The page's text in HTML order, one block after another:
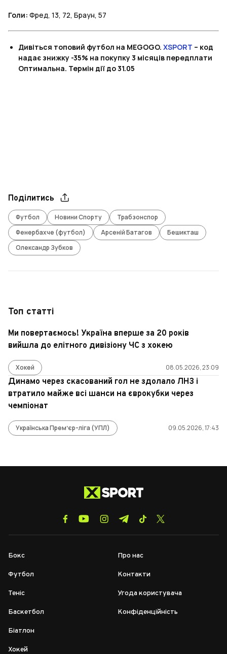
Голи: Фред, 13, 72, Браун, 57
Дивіться топовий футбол на MEGOGO. XSPORT – код
надає знижку -35% на покупку 3 місяців передплати
Оптимальна. Термін дії до 31.05
Поділитись
Футбол Новини Спорту
Трабзонспор
Фенербахче (футбол)
Арсеній Батагов
Бешикташ
Олександр Зубков
Топ статті
Ми повертаємось! Україна вперше за 20 років
вийшла до елітного дивізіону ЧС з хокею
Хокей 08.05.2026, 23:09
Динамо через скасований гол не здолало ЛНЗ і
втратило майже всі шанси на єврокубки через
чемпіонат
Українська Премʼєр-ліга (УПЛ) 09.05.2026, 17:43
Бокс
Футбол
Теніс
Баскетбол
Біатлон
Хокей
Про нас
Контакти
Угода користувача
Конфіденційність